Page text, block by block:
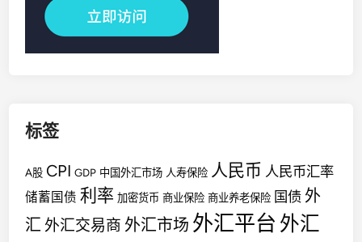
标签
A股 CPI GDP 中国外汇市场 人寿保险 人民币 人民币汇率
储蓄国债 利率 加密货币 商业保险 商业养老保险 国债 外
汇 外汇交易商 外汇市场 外汇平台 外汇